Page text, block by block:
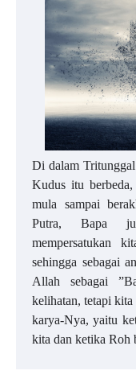
Di dalam
Kudus itu
mula sampai
Putra, Bapa
mempersatukan
sehingga sebagai
Allah sebagai
kelihatan, tetapi
karya-Nya, yaitu
kita dan ketika Roh